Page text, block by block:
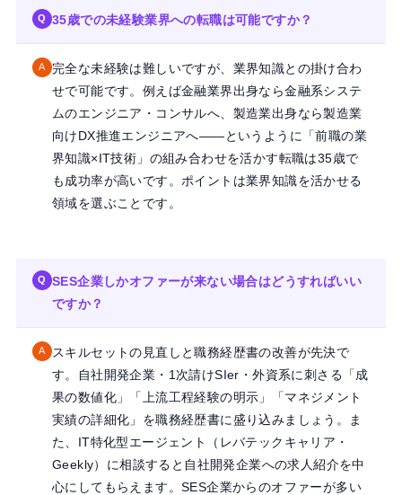
Q 35歳での未経験業界への転職は可能ですか？
A
完全な未経験は難しいですが、業界知識との掛け合わ
せで可能です。例えば金融業界出身なら金融系システ
ムのエンジニア・コンサルへ、製造業出身なら製造業
向けDX推進エンジニアへ——というように「前職の業
界知識×IT技術」の組み合わせを活かす転職は35歳で
も成功率が高いです。ポイントは業界知識を活かせる
領域を選ぶことです。
Q
SES企業しかオファーが来ない場合はどうすればいい
ですか？
A
スキルセットの見直しと職務経歴書の改善が先決で
す。自社開発企業・1次請けSIer・外資系に刺さる「成
果の数値化」「上流工程経験の明示」「マネジメント
実績の詳細化」を職務経歴書に盛り込みましょう。ま
た、IT特化型エージェント（レバテックキャリア・
Geekly）に相談すると自社開発企業への求人紹介を中
心にしてもらえます。SES企業からのオファーが多い